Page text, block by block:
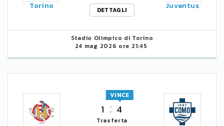
Torino
DETTAGLI
Juventus
Stadio Olimpico di Torino
24 mag 2026 ore 21:45
1 4
VINCE
Trasferta